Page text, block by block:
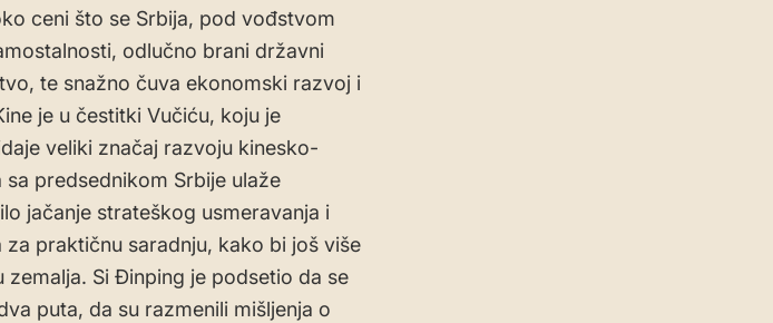
ceni što se Srbija, pod vođstvom
odlučno brani državni
te snažno čuva ekonomski razvoj i
je u čestitki Vučiću, koju je
veliki značaj razvoju kinesko-
predsednikom Srbije ulaže
jačanje strateškog usmeravanja i
praktičnu saradnju, kako bi još više
Si Đinping je podsetio da se
puta, da su razmenili mišljenja o